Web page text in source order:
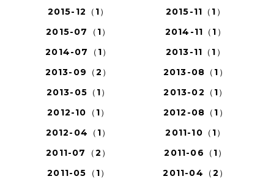
2015-12（1）
2015-11（1）
2015-07（1）
2014-11（1）
2014-07（1）
2013-11（1）
2013-09（2）
2013-08（1）
2013-05（1）
2013-02（1）
2012-10（1）
2012-08（1）
2012-04（1）
2011-10（1）
2011-07（2）
2011-06（1）
2011-05（1）
2011-04（2）